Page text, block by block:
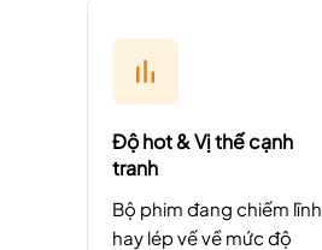
Độ hot & Vị thế cạnh
tranh
Bộ phim đang chiếm lĩnh
hay lép vế về mức độ